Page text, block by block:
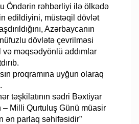
Öndərin rəhbərliyi ilə ölkədə
edildiyini, müstəqil dövlət
Azərbaycanın
dövlətə çevrilməsi
və məqsədyönlü addımlar
proqramına uyğun olaraq
təşkilatının sədri Bəxtiyar
– Milli Qurtuluş Günü müasir
ən parlaq səhifəsidir”